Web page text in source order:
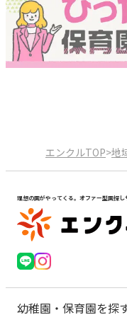
エンクルTOP>地
理想の園がやってくる。オファー型園探し
幼稚園・保育園を探